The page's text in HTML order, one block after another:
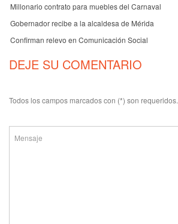
Millonario contrato para muebles del Carnaval
Gobernador recibe a la alcaldesa de Mérida
Confirman relevo en Comunicación Social
DEJE SU COMENTARIO
Todos los campos marcados con (*) son requeridos.